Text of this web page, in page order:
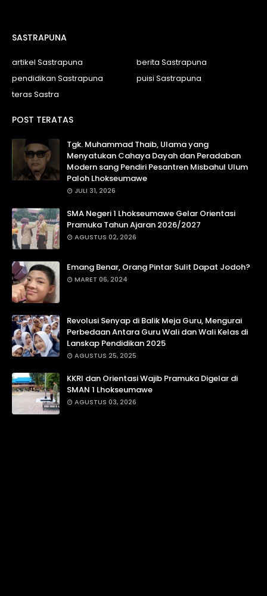
SASTRAPUNA
artikel Sastrapuna
berita Sastrapuna
pendidikan Sastrapuna
puisi Sastrapuna
teras Sastra
POST TERATAS
Tgk. Muhammad Thaib, Ulama yang
Menyatukan Cahaya Dayah dan Peradaban
Modern sang Pendiri Pesantren Misbahul Ulum
Paloh Lhokseumawe
JULI 31, 2026
SMA Negeri 1 Lhokseumawe Gelar Orientasi
Pramuka Tahun Ajaran 2026/2027
AGUSTUS 02, 2026
Emang Benar, Orang Pintar Sulit Dapat Jodoh?
MARET 06, 2024
Revolusi Senyap di Balik Meja Guru, Mengurai
Perbedaan Antara Guru Wali dan Wali Kelas di
Lanskap Pendidikan 2025
AGUSTUS 25, 2025
KKRI dan Orientasi Wajib Pramuka Digelar di
SMAN 1 Lhokseumawe
AGUSTUS 03, 2026